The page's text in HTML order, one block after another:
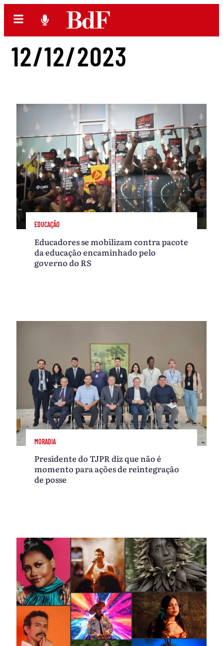
12/12/2023
EDUCAÇÃO
Educadores se mobilizam contra pacote
da educação encaminhado pelo
governo do RS
MORADIA
Presidente do TJPR diz que não é
momento para ações de reintegração
de posse